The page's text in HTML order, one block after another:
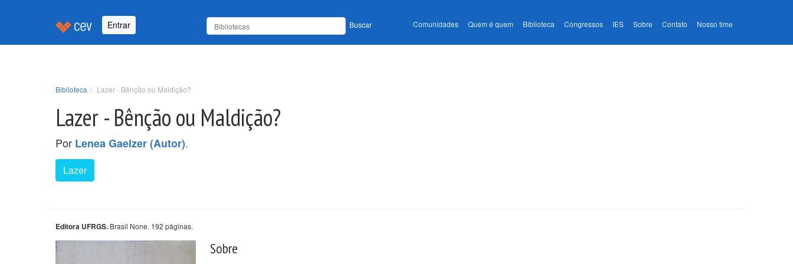
Entrar Buscar Comunidades Quem é quem Biblioteca Congressos IES Sobre Contato Nosso time
Biblioteca Lazer - Bênção ou Maldição?
Lazer - Bênção ou Maldição?
Por Lenea Gaelzer (Autor).
Lazer
Editora UFRGS. Brasil None. 192 páginas.
Sobre